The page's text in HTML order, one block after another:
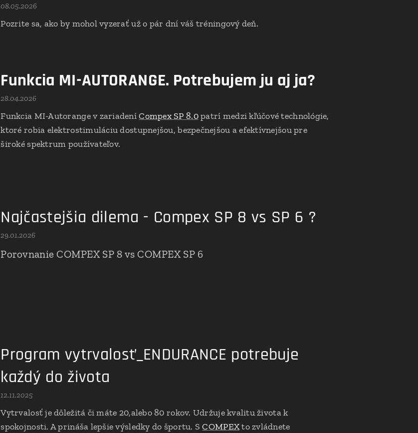
08.05.2026
Pozrite sa, ako by mohol vyzerať už o pár dní váš tréningový deň.
Funkcia MI-AUTORANGE. Potrebujem ju aj ja?
28.04.2026
Funkcia MI-Autorange v zariadeníCompex SP 8.0patrí medzi kľúčové technológie,
ktoré robia elektrostimuláciu dostupnejšou, bezpečnejšou a efektívnejšou pre
široké spektrum používateľov.
Najčastejšia dilema - Compex SP 8 vs SP 6 ?
29.01.2026
Porovnanie COMPEX SP 8 vs COMPEX SP 6
Program vytrvalosť_ENDURANCE potrebuje
každý do života
12.11.2025
Vytrvalosť je dôležitá či máte 20,alebo 80 rokov. Udržuje kvalitu života k
spokojnosti. A prináša lepšie výsledky do športu. SCOMPEXto zvládnete